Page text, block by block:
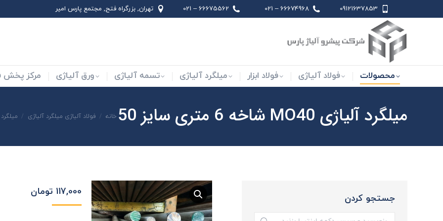
09121637853
66674968 – 021
66675562 – 021 تهران, بزرگراه فتح, مجتمع پارس امير
محصولات فولاد آلیاژی فولاد ابزار میلگرد آلیاژی تسمه آلیاژی ورق آلیاژی مرکز پخش
میلگرد آلیاژی MO40 شاخه 6 متری سایز 50 شما اینجا هستید:
خانه فولاد آلیاژی میلگرد آلیاژی میلگرد
117,000 تومان
جستجو کردن
جستجو:
محصولات میلگرد آلیاژی تسمه آلیاژی